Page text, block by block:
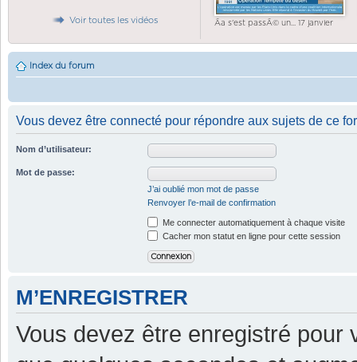
Voir toutes les vidéos Ãa s'est passÃ© un... 17 janvier
Index du forum
Vous devez être connecté pour répondre aux sujets de ce
Nom d’utilisateur:
Mot de passe:
J’ai oublié mon mot de passe
Renvoyer l’e-mail de confirmation
Me connecter automatiquement à chaque visite
Cacher mon statut en ligne pour cette session
M’ENREGISTRER
Vous devez être enregistré pour